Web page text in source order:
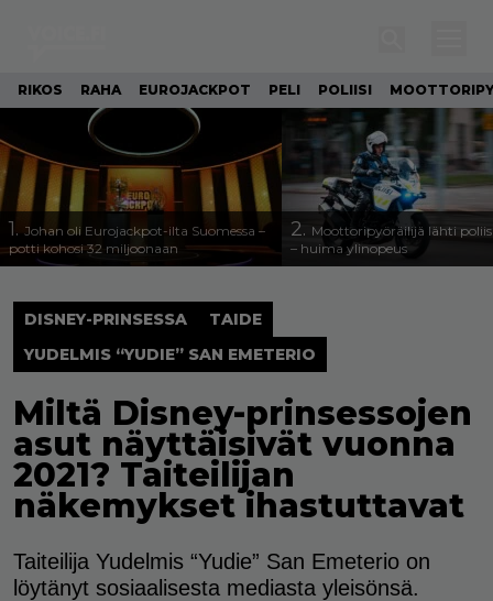
RIKOS RAHA EUROJACKPOT PELI POLIISI
1. Johan oli Eurojackpot-ilta Suomessa –
potti kohosi 32 miljoonaan
2. Moottoripyöräilijä lähti
– huima ylinopeus
DISNEY-PRINSESSA
TAIDE
YUDELMIS “YUDIE” SAN EMETERIO
Miltä Disney-prinsessojen
asut näyttäisivät vuonna
2021? Taiteilijan
näkemykset ihastuttavat
Taiteilija Yudelmis “Yudie” San Emeterio on
löytänyt sosiaalisesta mediasta yleisönsä.